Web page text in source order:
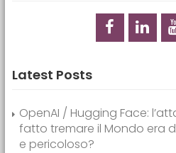
Latest Posts
OpenAI / Hugging Face:
fatto tremare il Mondo era
e pericoloso?